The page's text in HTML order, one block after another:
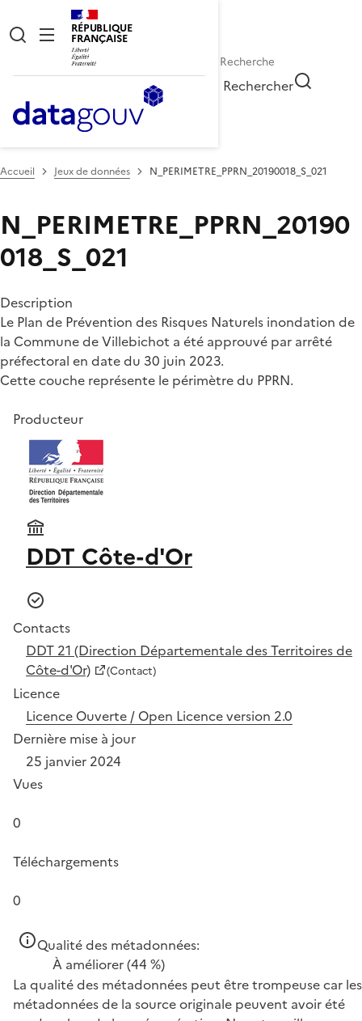
RÉPUBLIQUE
FRANÇAISE
Rechercher
Accueil Jeux de données N_PERIMETRE_PPRN_20190018_S_021
N_PERIMETRE_PPRN_20190
018_S_021
Description
Le Plan de Prévention des Risques Naturels inondation de
la Commune de Villebichot a été approuvé par arrêté
préfectoral en date du 30 juin 2023.
Cette couche représente le périmètre du PPRN.
Producteur
DDT Côte-d'Or
Contacts
DDT 21 (Direction Départementale des Territoires de
Côte-d'Or)
(Contact)
Licence
Licence Ouverte / Open Licence version 2.0
Dernière mise à jour
25 janvier 2024
Vues
0
Téléchargements
0
Qualité des métadonnées:
À améliorer(44 %)
La qualité des métadonnées peut être trompeuse car les
métadonnées de la source originale peuvent avoir été